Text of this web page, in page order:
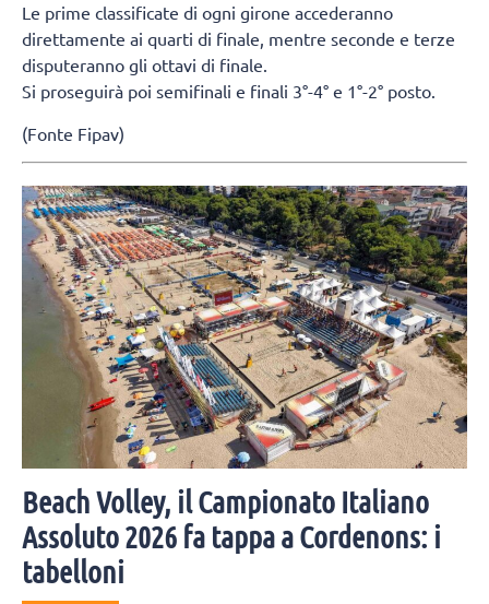
Le prime classificate di ogni girone accederanno
direttamente ai quarti di finale, mentre seconde e terze
disputeranno gli ottavi di finale.
Si proseguirà poi semifinali e finali 3°-4° e 1°-2° posto.
(Fonte Fipav)
Beach Volley, il Campionato Italiano
Assoluto 2026 fa tappa a Cordenons: i
tabelloni